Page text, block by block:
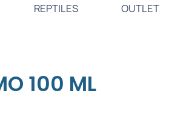
REPTILES OUTLET
100 ML